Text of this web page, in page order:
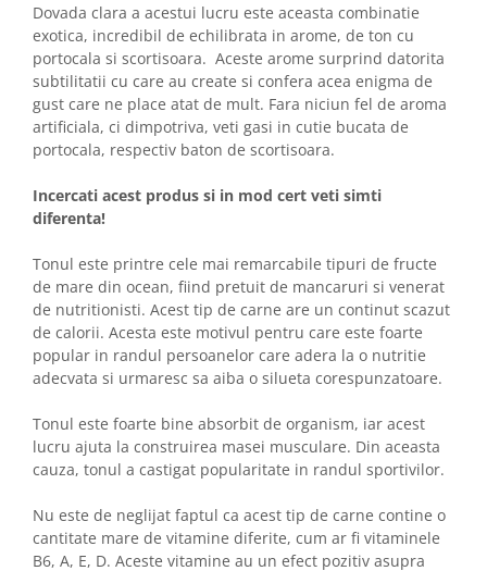
Dovada clara a acestui lucru este aceasta combinatie
exotica, incredibil de echilibrata in arome, de ton cu
portocala si scortisoara. Aceste arome surprind datorita
subtilitatii cu care au create si confera acea enigma de
gust care ne place atat de mult. Fara niciun fel de aroma
artificiala, ci dimpotriva, veti gasi in cutie bucata de
portocala, respectiv baton de scortisoara.
Incercati acest produs si in mod cert veti simti
diferenta!
Tonul este printre cele mai remarcabile tipuri de fructe
de mare din ocean, fiind pretuit de mancaruri si venerat
de nutritionisti. Acest tip de carne are un continut scazut
de calorii. Acesta este motivul pentru care este foarte
popular in randul persoanelor care adera la o nutritie
adecvata si urmaresc sa aiba o silueta corespunzatoare.
Tonul este foarte bine absorbit de organism, iar acest
lucru ajuta la construirea masei musculare. Din aceasta
cauza, tonul a castigat popularitate in randul sportivilor.
Nu este de neglijat faptul ca acest tip de carne contine o
cantitate mare de vitamine diferite, cum ar fi vitaminele
B6, A, E, D. Aceste vitamine au un efect pozitiv asupra